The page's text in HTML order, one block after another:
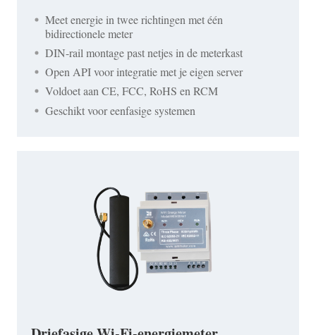
Meet energie in twee richtingen met één
bidirectionele meter
DIN-rail montage past netjes in de meterkast
Open API voor integratie met je eigen server
Voldoet aan CE, FCC, RoHS en RCM
Geschikt voor eenfasige systemen